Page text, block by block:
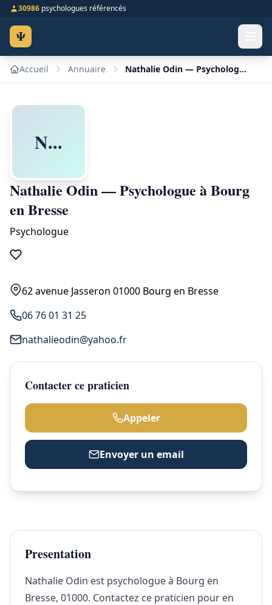
30986 psychologues référencés
Ψ
Accueil Annuaire Nathalie Odin — Psychologue à Bourg en Bresse
N...
Nathalie Odin — Psychologue à Bourg
en Bresse
Psychologue
62 avenue Jasseron 01000 Bourg en Bresse
06 76 01 31 25
nathalieodin@yahoo.fr
Contacter ce praticien
Appeler
Envoyer un email
Presentation
Nathalie Odin est psychologue à Bourg en
Bresse, 01000. Contactez ce praticien pour en